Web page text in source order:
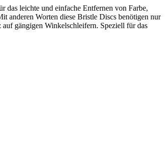
leichte und einfache Entfernen von Farbe,
anderen Worten diese Bristle Discs benötigen nur
gängigen Winkelschleifern. Speziell für das